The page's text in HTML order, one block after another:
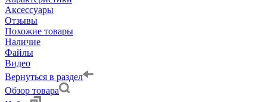
Аксессуары
Отзывы
Похожие товары
Наличие
Файлы
Видео
Вернуться в раздел
Обзор товара